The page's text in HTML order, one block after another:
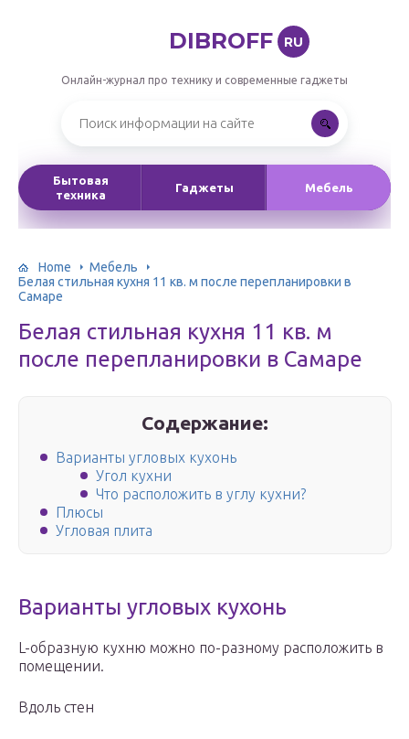
DIBROFF RU
Онлайн-журнал про технику и современные гаджеты
Бытовая
техника
Гаджеты Мебель
Home
Мебель
Белая стильная кухня 11 кв. м после перепланировки в
Самаре
Белая стильная кухня 11 кв. м
после перепланировки в Самаре
Содержание:
Варианты угловых кухонь
Угол кухни
Что расположить в углу кухни?
Плюсы
Угловая плита
Варианты угловых кухонь
L-образную кухню можно по-разному расположить в
помещении.
Вдоль стен